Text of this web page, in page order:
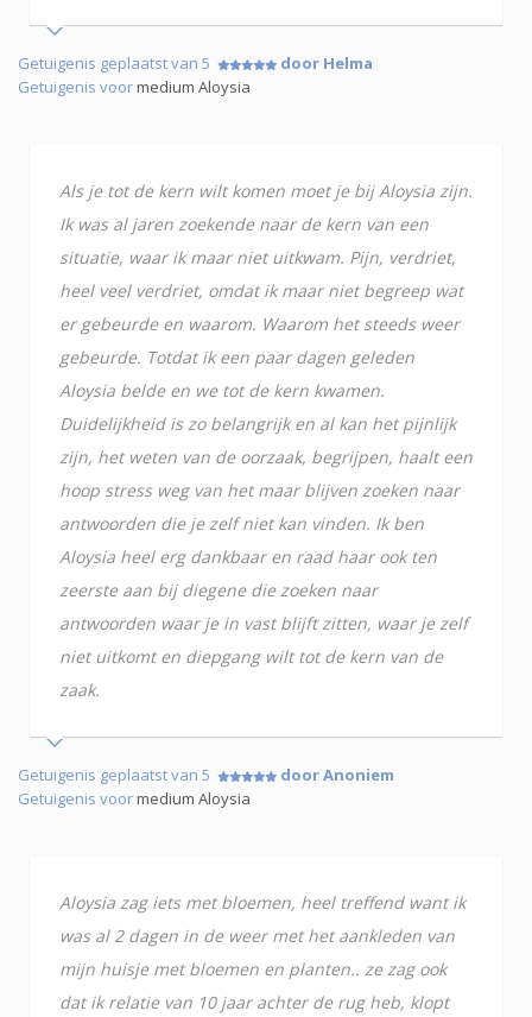
Getuigenis geplaatst van 5
door Helma
Getuigenis voormedium Aloysia
Als je tot de kern wilt komen moet je bij Aloysia zijn.
Ik was al jaren zoekende naar de kern van een
situatie, waar ik maar niet uitkwam. Pijn, verdriet,
heel veel verdriet, omdat ik maar niet begreep wat
er gebeurde en waarom. Waarom het steeds weer
gebeurde. Totdat ik een paar dagen geleden
Aloysia belde en we tot de kern kwamen.
Duidelijkheid is zo belangrijk en al kan het pijnlijk
zijn, het weten van de oorzaak, begrijpen, haalt een
hoop stress weg van het maar blijven zoeken naar
antwoorden die je zelf niet kan vinden. Ik ben
Aloysia heel erg dankbaar en raad haar ook ten
zeerste aan bij diegene die zoeken naar
antwoorden waar je in vast blijft zitten, waar je zelf
niet uitkomt en diepgang wilt tot de kern van de
zaak.
Getuigenis geplaatst van 5
door Anoniem
Getuigenis voormedium Aloysia
Aloysia zag iets met bloemen, heel treffend want ik
was al 2 dagen in de weer met het aankleden van
mijn huisje met bloemen en planten.. ze zag ook
dat ik relatie van 10 jaar achter de rug heb, klopt